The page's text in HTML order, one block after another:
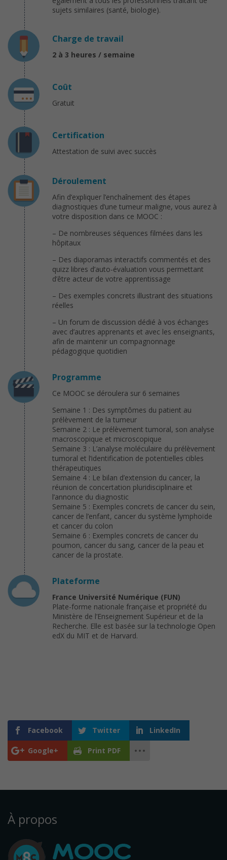
sujets similaires (santé, biologie).
Charge de travail
2 à 3 heures / semaine
Coût
Gratuit
Certification
Attestation de suivi avec succès
Déroulement
Afin d’expliquer l’enchaînement des étapes
diagnostiques d’une tumeur maligne, vous aurez à
votre disposition dans ce MOOC :
– De nombreuses séquences filmées dans les
hôpitaux
– Des diaporamas interactifs commentés et des
quizz libres d’auto-évaluation vous permettant
d’être acteur de votre apprentissage
– Des exemples concrets illustrant des situations
réelles
– Un forum de discussion dédié à vos échanges
avec d’autres apprenants et avec les enseignants,
afin de maintenir un compagnonnage
pédagogique quotidien
Programme
Ce MOOC se déroulera sur 6 semaines
Semaine 1 : Des symptômes du patient au
prélèvement de la tumeur
Semaine 2 : Le prélèvement tumoral, son analyse
macroscopique et microscopique
Semaine 3 : L’analyse moléculaire du prélèvement
tumoral et l’identification de potentielles cibles
thérapeutiques
Semaine 4 : Le bilan d’extension du cancer, la
réunion de concertation pluridisciplinaire et
l’annonce du diagnostic
Semaine 5 : Exemples concrets de cancer du sein,
cancer de l’enfant, cancer du système lymphoïde
et cancer du colon
Semaine 6 : Exemples concrets de cancer du
poumon, cancer du sang, cancer de la peau et
cancer de la prostate.
Plateforme
France Université Numérique (FUN)
Plate-forme nationale française et propriété du
Ministère de l’Enseignement Supérieur et de la
Recherche. Elle est basée sur la technologie Open
edX du MIT et de Harvard.
Facebook Twitter LinkedIn
Google+ Print PDF
À propos